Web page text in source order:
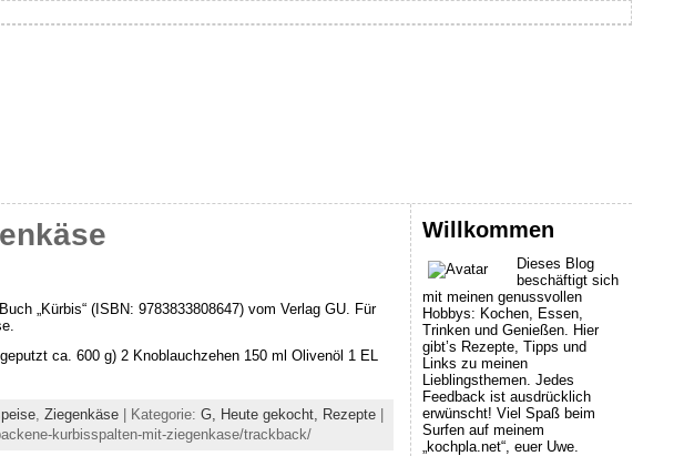
„Kürbis“ (ISBN: 9783833808647) vom Verlag GU. Für
ca. 600 g) 2 Knoblauchzehen 150 ml Olivenöl 1 EL
Ziegenkäse | Kategorie: G, Heute gekocht, Rezepte
kurbisspalten-mit-ziegenkase/trackback/
Willkommen
Dieses Blog
beschäftigt sich
mit meinen genussvollen
Hobbys: Kochen, Essen,
Trinken und Genießen. Hier
gibt’s Rezepte, Tipps und
Links zu meinen
Lieblingsthemen. Jedes
Feedback ist ausdrücklich
erwünscht! Viel Spaß beim
Surfen auf meinem
„kochpla.net“, euer Uwe.